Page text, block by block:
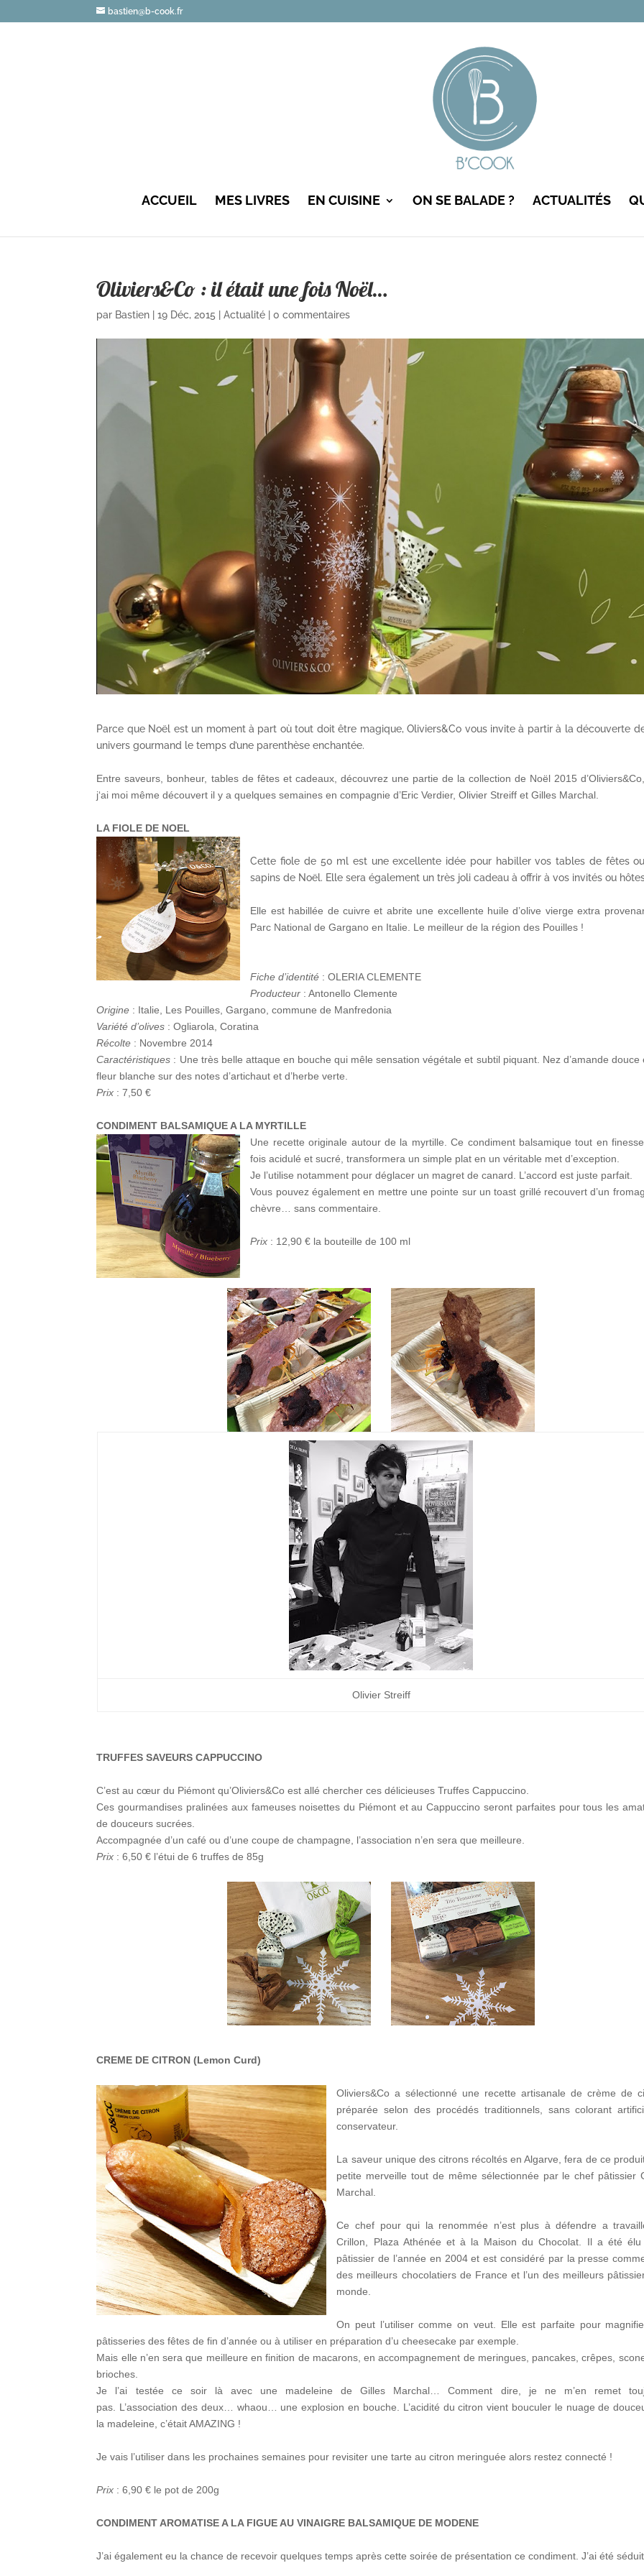
bastien@b-cook.fr
ACCUEIL MES LIVRES EN CUISINE ON SE BALADE ? ACTUALITÉS
Oliviers&Co : il était une fois Noël…
par Bastien |19 Déc, 2015 |Actualité |0 commentaires
Parce que Noël est un moment à part où tout doit être magique, Oliviers&Co vous invite à partir à la découverte
univers gourmand le temps d’une parenthèse enchantée.
Entre saveurs, bonheur, tables de fêtes et cadeaux, découvrez une partie de la collection de Noël 2015
j‘ai moi même découvert il y a quelques semaines en compagnie d’Eric Verdier, Olivier Streiff et Gilles Marchal.
LA FIOLE DE NOEL
Cette fiole de 50 ml est une excellente idée pour habiller vos tables de fêtes
sapins de Noël. Elle sera également un très joli cadeau à offrir à vos invités ou
Elle est habillée de cuivre et abrite une excellente huile d’olive vierge extra
Parc National de Gargano en Italie. Le meilleur de la région des Pouilles !
Fiche d’identité : OLERIA CLEMENTE
Producteur : Antonello Clemente
Origine : Italie, Les Pouilles, Gargano, commune de Manfredonia
Variété d’olives : Ogliarola, Coratina
Récolte : Novembre 2014
Caractéristiques : Une très belle attaque en bouche qui mêle sensation végétale et subtil piquant. Nez d’amande douce
fleur blanche sur des notes d’artichaut et d’herbe verte.
Prix : 7,50 €
CONDIMENT BALSAMIQUE A LA MYRTILLE
Une recette originale autour de la myrtille. Ce condiment balsamique tout en
fois acidulé et sucré, transformera un simple plat en un véritable met d’exception.
Je l’utilise notamment pour déglacer un magret de canard. L’accord est juste parfait.
Vous pouvez également en mettre une pointe sur un toast grillé recouvert d’un
chèvre… sans commentaire.
Prix : 12,90 € la bouteille de 100 ml
Olivier Streiff
TRUFFES SAVEURS CAPPUCCINO
C’est au cœur du Piémont qu’Oliviers&Co est allé chercher ces délicieuses Truffes Cappuccino.
Ces gourmandises pralinées aux fameuses noisettes du Piémont et au Cappuccino seront parfaites pour tous les
de douceurs sucrées.
Accompagnée d’un café ou d’une coupe de champagne, l’association n’en sera que meilleure.
Prix : 6,50 € l’étui de 6 truffes de 85g
CREME DE CITRON (Lemon Curd)
Oliviers&Co a sélectionné une recette artisanale de crème de
préparée selon des procédés traditionnels, sans colorant
conservateur.
La saveur unique des citrons récoltés en Algarve, fera de ce
petite merveille tout de même sélectionnée par le chef pâtissier
Marchal.
Ce chef pour qui la renommée n’est plus à défendre a
Crillon, Plaza Athénée et à la Maison du Chocolat. Il a été élu
pâtissier de l’année en 2004 et est considéré par la presse
des meilleurs chocolatiers de France et l’un des meilleurs
monde.
On peut l’utiliser comme on veut. Elle est parfaite pour
pâtisseries des fêtes de fin d’année ou à utiliser en préparation d’u cheesecake par exemple.
Mais elle n’en sera que meilleure en finition de macarons, en accompagnement de meringues, pancakes, crêpes,
brioches.
Je l’ai testée ce soir là avec une madeleine de Gilles Marchal… Comment dire, je ne m’en remet
pas. L’association des deux… whaou… une explosion en bouche. L’acidité du citron vient bouculer le nuage de
la madeleine, c’était AMAZING !
Je vais l’utiliser dans les prochaines semaines pour revisiter une tarte au citron meringuée alors restez connecté !
Prix : 6,90 € le pot de 200g
CONDIMENT AROMATISE A LA FIGUE AU VINAIGRE BALSAMIQUE DE MODENE
J’ai également eu la chance de recevoir quelques temps après cette soirée de présentation ce condiment. J’ai été séduit.